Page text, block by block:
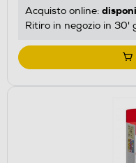
Acquisto online:
Ritiro in negozio in 30'